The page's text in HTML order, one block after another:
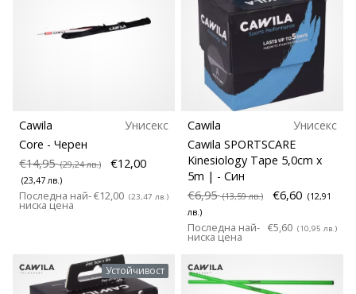
Cawila
Унисекс
Core - Черен
€14,95(29,24 лв.) €12,00
(23,47 лв.)
Последна най-
ниска цена
€12,00 (23,47 лв.)
Cawila
Унисекс
Cawila SPORTSCARE
Kinesiology Tape 5,0cm x
5m | - Син
€6,95(13,59 лв.) €6,60 (12,91
лв.)
Последна най-
ниска цена
€5,60 (10,95 лв.)
Устойчивост